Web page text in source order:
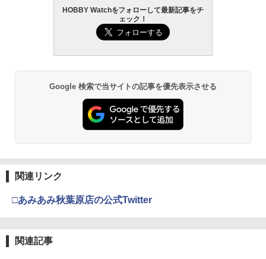
東京マルイ(TOKYO MARUI) No.21 H&K
USP HG 18歳以上エアーHOPハンドガン
東京マルイ No.10 ハイキャパ5.1 10歳以
上 電動ブローバック フルオート
￥3,815
￥235,000
LOCTITE(ロックタイト) シールはがし
プレミアム 220ml
ミアムトップコートスプレー 光沢 88ml
ホビー用仕上材 B601
4
8ml ホビー用仕上材 B603
HOBBY Watchをフォローして最新記事をチ
ェック！
Google 検索で当サイトの記事を優先表示させる
関連リンク
□あみあみ秋葉原店の公式Twitter
関連記事